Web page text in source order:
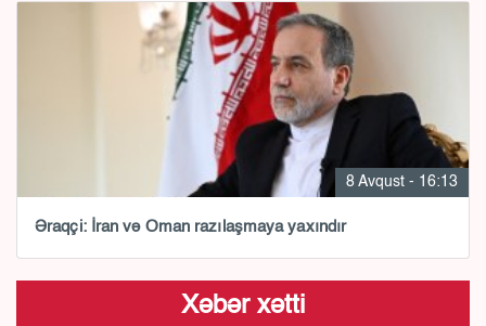
8 Avqust - 16:13
Əraqçi: İran və Oman razılaşmaya yaxındır
Xəbər xətti